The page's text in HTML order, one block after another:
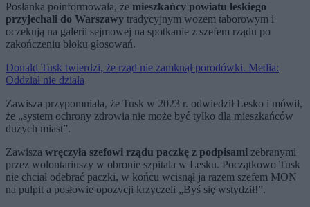
Posłanka poinformowała, że mieszkańcy powiatu leskiego
przyjechali do Warszawy tradycyjnym wozem taborowym i
oczekują na galerii sejmowej na spotkanie z szefem rządu po
zakończeniu bloku głosowań.
Donald Tusk twierdzi, że rząd nie zamknął porodówki. Media:
Oddział nie działa
Zawisza przypomniała, że Tusk w 2023 r. odwiedził Lesko i mówił,
że „system ochrony zdrowia nie może być tylko dla mieszkańców
dużych miast”.
Zawisza wręczyła szefowi rządu paczkę z podpisami zebranymi
przez wolontariuszy w obronie szpitala w Lesku. Początkowo Tusk
nie chciał odebrać paczki, w końcu wcisnął ja razem szefem MON
na pulpit a posłowie opozycji krzyczeli „Byś się wstydził!”.